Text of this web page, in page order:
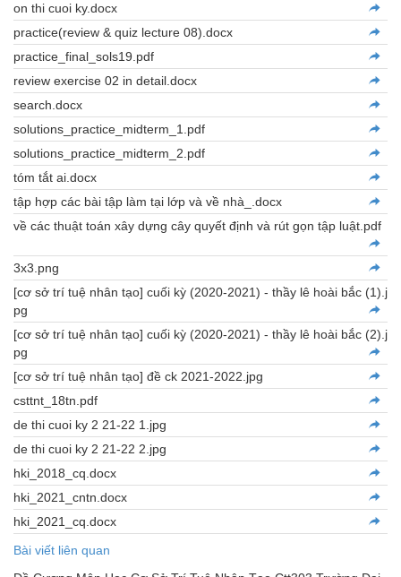
on thi cuoi ky.docx
practice(review & quiz lecture 08).docx
practice_final_sols19.pdf
review exercise 02 in detail.docx
search.docx
solutions_practice_midterm_1.pdf
solutions_practice_midterm_2.pdf
tóm tắt ai.docx
tập hợp các bài tập làm tại lớp và về nhà_.docx
về các thuật toán xây dựng cây quyết định và rút gọn tập luật.pdf
3x3.png
[cơ sở trí tuệ nhân tạo] cuối kỳ (2020-2021) - thầy lê hoài bắc (1).j
pg
[cơ sở trí tuệ nhân tạo] cuối kỳ (2020-2021) - thầy lê hoài bắc (2).j
pg
[cơ sở trí tuệ nhân tạo] đề ck 2021-2022.jpg
csttnt_18tn.pdf
de thi cuoi ky 2 21-22 1.jpg
de thi cuoi ky 2 21-22 2.jpg
hki_2018_cq.docx
hki_2021_cntn.docx
hki_2021_cq.docx
Bài viết liên quan